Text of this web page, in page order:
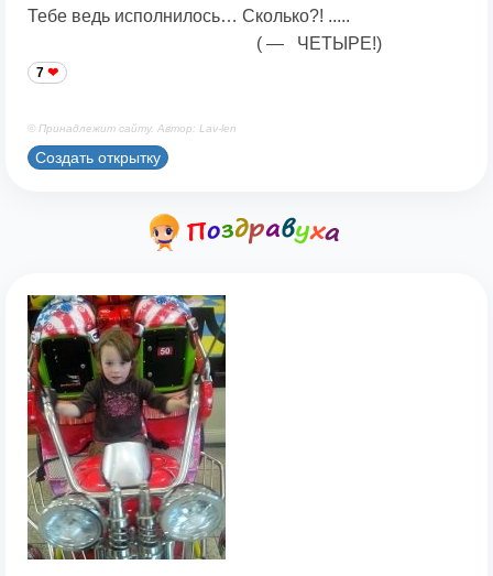
Тебе ведь исполнилось… Сколько?! .....
( — ЧЕТЫРЕ!)
7
© Принадлежит сайту. Автор: Lav-len
Создать открытку